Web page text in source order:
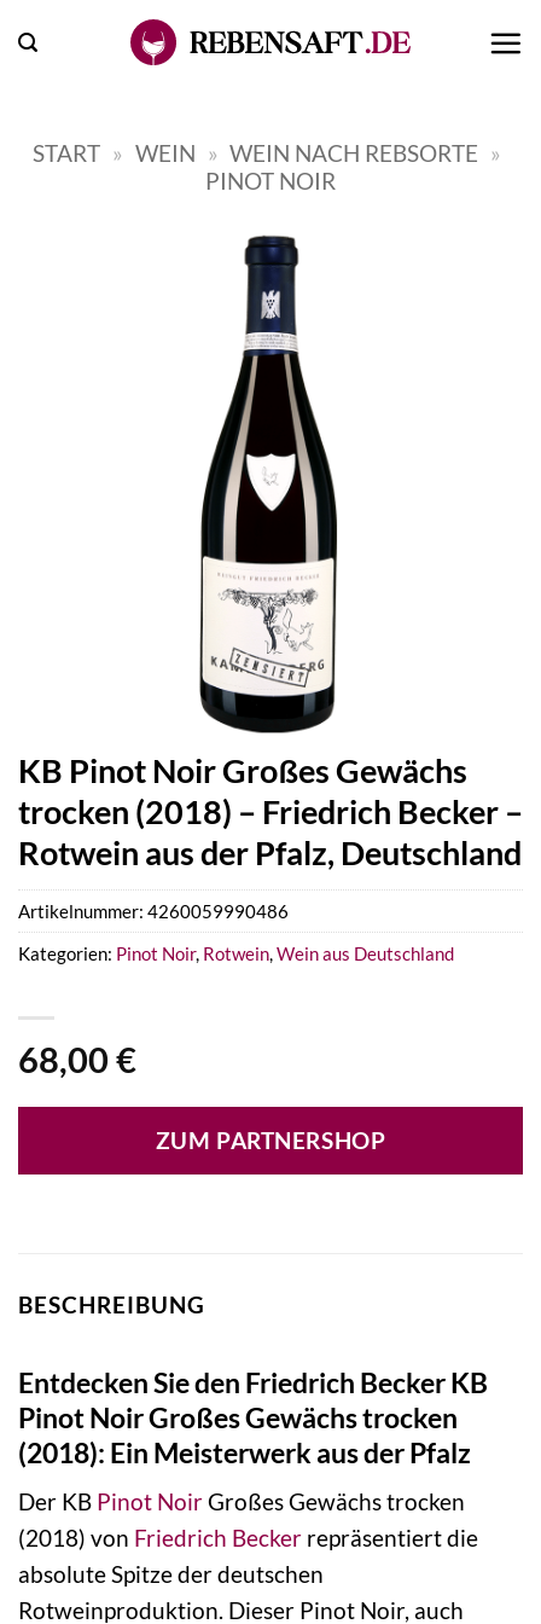
Inhalt
START » WEIN » WEIN NACH REBSORTE »
PINOT NOIR
KB Pinot Noir Großes Gewächs
trocken (2018) – Friedrich Becker –
Rotwein aus der Pfalz, Deutschland
68,00 €
ZUM PARTNERSHOP
Artikelnummer: 4260059990486
Kategorien: Pinot Noir, Rotwein,Wein aus Deutschland
BESCHREIBUNG
Entdecken Sie den Friedrich Becker KB
Pinot Noir Großes Gewächs trocken
(2018): Ein Meisterwerk aus der Pfalz
Der KB Pinot NoirGroßes Gewächs trocken
(2018) von Friedrich Becker repräsentiert die
absolute Spitze der deutschen
Rotweinproduktion. Dieser Pinot Noir, auch